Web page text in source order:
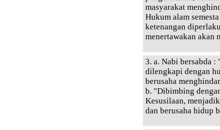
masyarakat
Hukum alam
ketenangan
menertawakan akan
3. a. Nabi bersabda
dilengkapi dengan
berusaha
b. "Dibimbing
Kesusilaan,
dan berusaha hidup